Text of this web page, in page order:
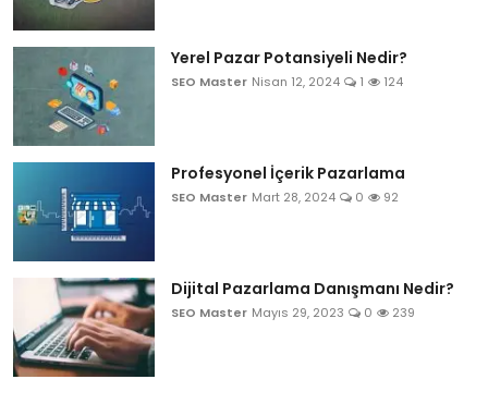
Yerel Pazar Potansiyeli Nedir?
SEO Master Nisan 12, 2024 1 124
Profesyonel İçerik Pazarlama
SEO Master Mart 28, 2024 0 92
Dijital Pazarlama Danışmanı Nedir?
SEO Master Mayıs 29, 2023 0 239